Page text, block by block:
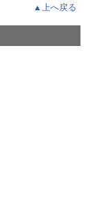
▲上へ戻る